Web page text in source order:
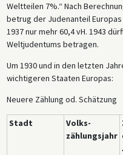
Weltteilen 7%.“ Nach
betrug der Judenanteil Europas
1937 nur mehr 60,4 vH. 1943
Weltjudentums betragen.
Um 1930 und in den letzten
wichtigeren Staaten Europas:
Neuere Zählung od. Schätzung
Stadt
Volks-
zählungsjahr